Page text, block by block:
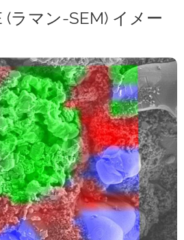
(ラマン-SEM) イメー